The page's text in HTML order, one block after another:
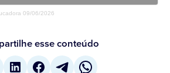
09/06/2026
esse conteúdo